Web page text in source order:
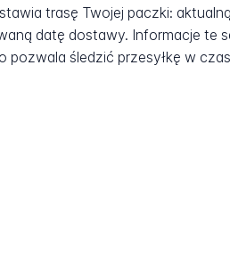
trasę Twojej paczki:
datę dostawy. Informacje te
pozwala śledzić przesyłkę w